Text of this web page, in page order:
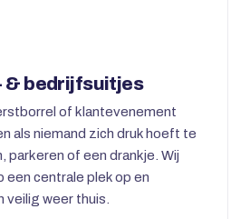
& bedrijfsuitjes
of klantevenement
als niemand zich druk hoeft te
parkeren of een drankje. Wij
een centrale plek op en
veilig weer thuis.